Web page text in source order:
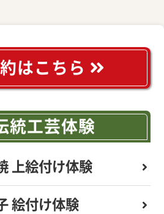
はこちら
統工芸体験
上絵付け体験
絵付け体験